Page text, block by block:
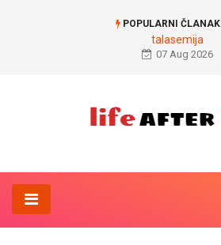
POPULARNI ČLANAK
talasemija
07 Aug 2026